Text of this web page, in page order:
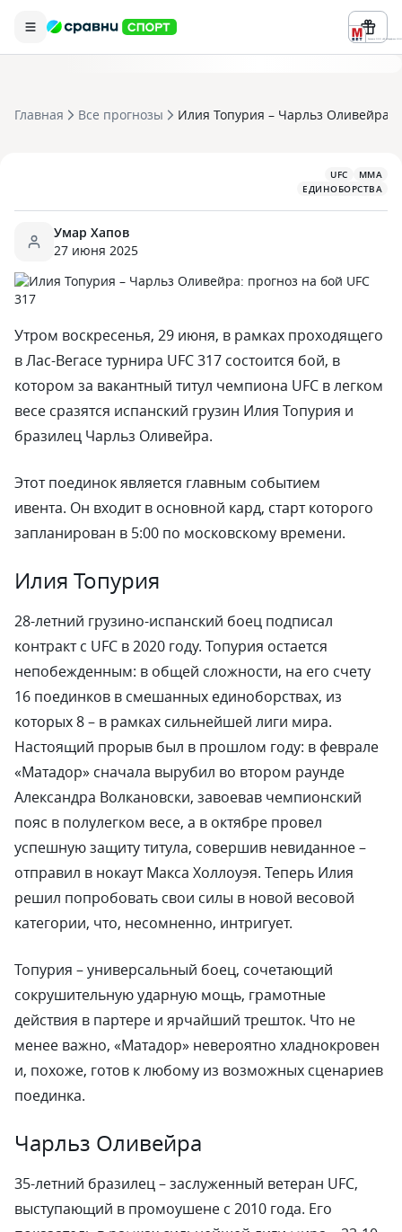
Реклама ООО «БК «Марафон» ИНН
Главная Все прогнозы Илия Топурия – Чарльз Оливейра:
UFC
MMA
ЕДИНОБОРСТВА
Умар Хапов
27 июня 2025
Утром воскресенья, 29 июня, в рамках проходящего
в Лас-Вегасе турнира UFC 317 состоится бой, в
котором за вакантный титул чемпиона UFC в легком
весе сразятся испанский грузин Илия Топурия и
бразилец Чарльз Оливейра.
Этот поединок является главным событием
ивента. Он входит в основной кард, старт которого
запланирован в 5:00 по московскому времени.
Илия Топурия
28-летний грузино-испанский боец подписал
контракт с UFC в 2020 году. Топурия остается
непобежденным: в общей сложности, на его счету
16 поединков в смешанных единоборствах, из
которых 8 – в рамках сильнейшей лиги мира.
Настоящий прорыв был в прошлом году: в феврале
«Матадор» сначала вырубил во втором раунде
Александра Волкановски, завоевав чемпионский
пояс в полулегком весе, а в октябре провел
успешную защиту титула, совершив невиданное –
отправил в нокаут Макса Холлоуэя. Теперь Илия
решил попробовать свои силы в новой весовой
категории, что, несомненно, интригует.
Топурия – универсальный боец, сочетающий
сокрушительную ударную мощь, грамотные
действия в партере и ярчайший трешток. Что не
менее важно, «Матадор» невероятно хладнокровен
и, похоже, готов к любому из возможных сценариев
поединка.
Чарльз Оливейра
35-летний бразилец – заслуженный ветеран UFC,
выступающий в промоушене с 2010 года. Его